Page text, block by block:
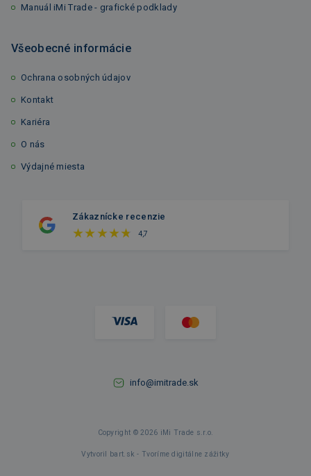
Manuál iMi Trade - grafické podklady
Všeobecné informácie
Ochrana osobných údajov
Kontakt
Kariéra
O nás
Výdajné miesta
Zákaznícke recenzie
4,7
info@imitrade.sk
Copyright © 2026 iMi Trade s.r.o.
Vytvoril bart.sk - Tvoríme digitálne zážitky